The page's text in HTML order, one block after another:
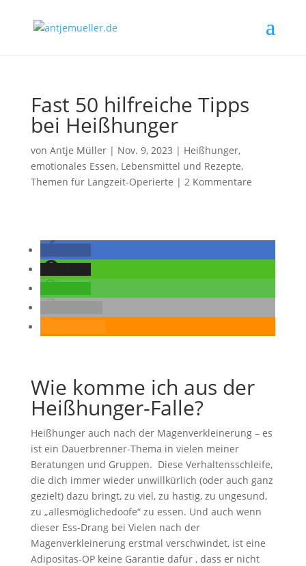
Fast 50 hilfreiche Tipps
bei Heißhunger
von Antje Müller| Nov. 9, 2023 | Heißhunger,
emotionales Essen, Lebensmittel und Rezepte,
Themen für Langzeit-Operierte | 2 Kommentare
Wie komme ich aus der
Heißhunger-Falle?
Heißhunger auch nach der Magenverkleinerung – es
ist ein Dauerbrenner-Thema in vielen meiner
Beratungen und Gruppen. Diese Verhaltensschleife,
die dich immer wieder unwillkürlich (oder auch ganz
gezielt) dazu bringt, zu viel, zu hastig, zu ungesund,
zu „allesmöglichedoofe“ zu essen. Und auch wenn
dieser Ess-Drang bei Vielen nach der
Magenverkleinerung erstmal verschwindet, ist eine
Adipositas-OP keine Garantie dafür , dass er nicht